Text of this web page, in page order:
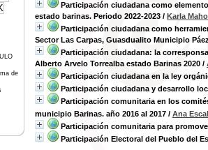
Participación ciudadana como
estado barinas. Periodo 2022-2023 / Karla
Participación ciudadana como
Sector Las Carpas, Guasdualito Municipio
Participación ciudadana: la
Alberto Arvelo Torrealba estado Barinas 2020 /
Participación ciudadana en la ley
Participación ciudadana y desarrollo
Participación comunitaria en los
municipio Barinas. año 2016 al 2017 / Ana
Participación comunitaria para
Participación Electoral del Pueblo del
de